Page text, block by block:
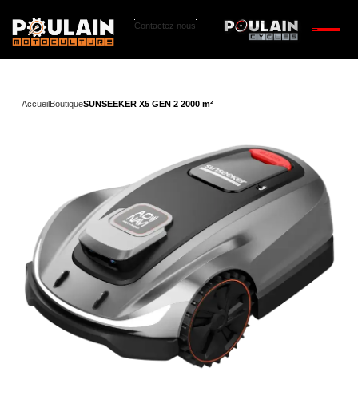
Contactez nous
AccueilBoutiqueSUNSEEKER X5 GEN 2 2000 m²